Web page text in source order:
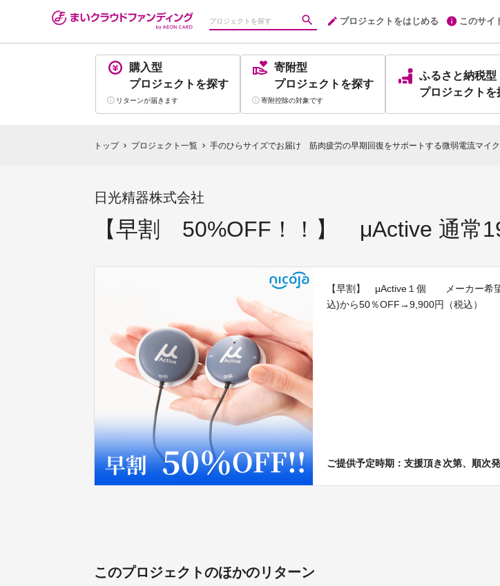
プロジェクトをはじめる このサイ
購入型
プロジェクト を探す
リターンが届きます
寄附型
プロジェクト を探す
寄附控除の対象です
ふるさと納税型
プロジェクト を
トップ chevron_right プロジェクト一覧 chevron_right 手のひらサイズでお届け 筋肉疲労の早期回復をサポートする微弱電流マイク
日光精器株式会社
【早割 50%OFF！！】 μActive 通常
【早割】 μActive１個 メーカー希
込)から50％OFF→9,900円（税込）
ご提供予定時期：支援頂き次第、順次
このプロジェクトのほかのリターン